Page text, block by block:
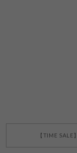
【TIME SALE】